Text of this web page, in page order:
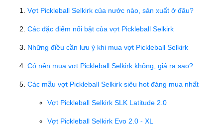
Vợt Pickleball Selkirk của nước nào, sản xuất ở đâu?
Các đặc điểm nổi bật của vợt Pickleball Selkirk
Những điều cần lưu ý khi mua vợt Pickleball Selkirk
Có nên mua vợt Pickleball Selkirk không, giá ra sao?
Các mẫu vợt Pickleball Selkirk siêu hot đáng mua nhất
Vợt Pickleball Selkirk SLK Latitude 2.0
Vợt Pickleball Selkirk Evo 2.0 - XL